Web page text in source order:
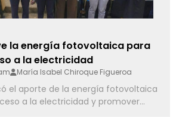
la energía fotovoltaica para
a la electricidad
María Isabel Chiroque Figueroa
el aporte de la energía fotovoltaica
a la electricidad y promover...